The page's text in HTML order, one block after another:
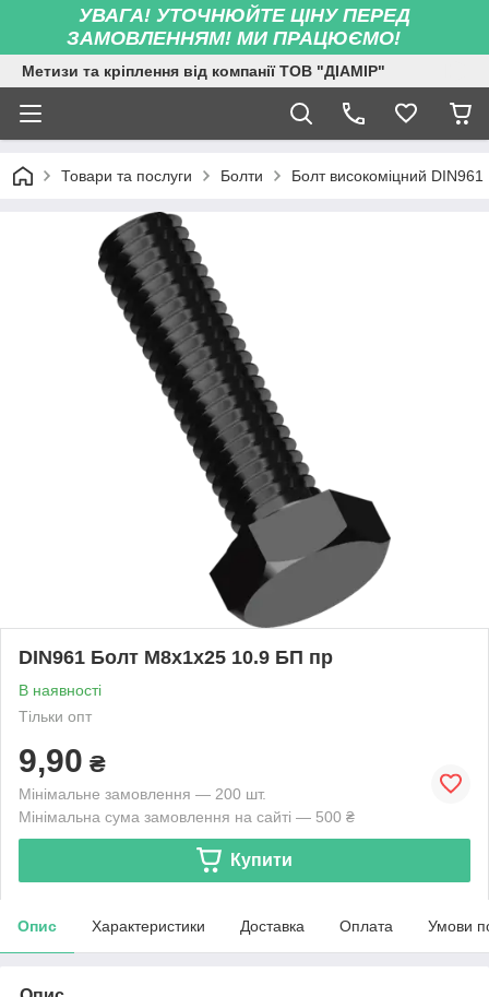
УВАГА! УТОЧНЮЙТЕ ЦІНУ ПЕРЕД
ЗАМОВЛЕННЯМ! МИ ПРАЦЮЄМО!
Метизи та кріплення від компанії ТОВ "ДІАМІР"
Товари та послуги Болти Болт високоміцний
DIN961 Болт М8х1х25 10.9 БП пр
В наявності
Тільки опт
9,90 ₴
Мінімальне замовлення — 200 шт.
Мінімальна сума замовлення на сайті — 500 ₴
Купити
Опис Характеристики Доставка Оплата Умови